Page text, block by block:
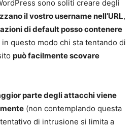
sono soliti creare degli
il vostro username nell’URL,
di default posso contenere
in questo modo chi sta tentando di
può facilmente scovare
parte degli attacchi viene
(non contemplando questa
di intrusione si limita a